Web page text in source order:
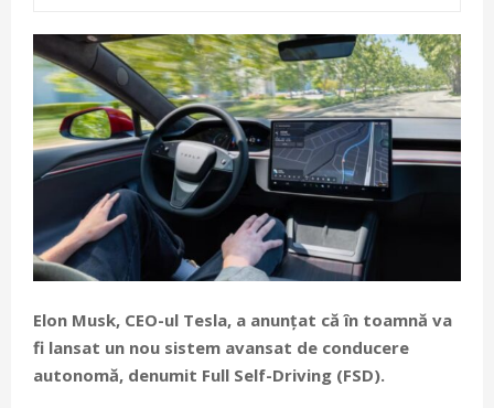
Elon Musk, CEO-ul Tesla, a anunțat că în toamnă va
fi lansat un nou sistem avansat de conducere
autonomă, denumit Full Self-Driving (FSD).